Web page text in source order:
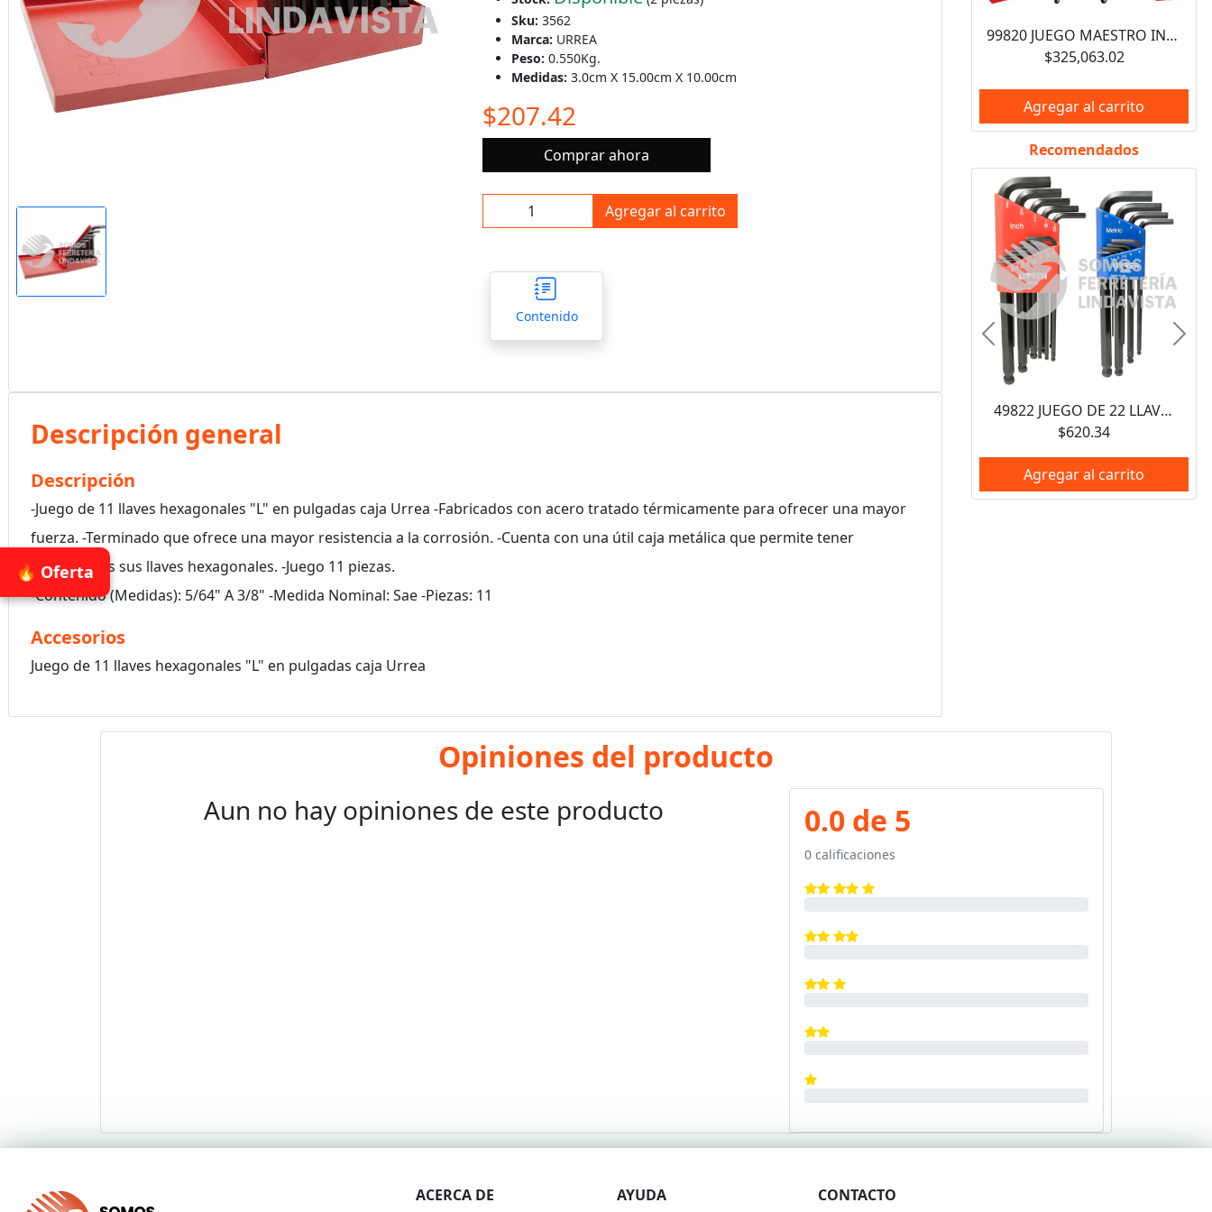
🔥 Oferta
Sku: 3562
Marca: URREA
Peso: 0.550Kg.
Medidas: 3.0cm X 15.00cm X 10.00cm
$207.42
Comprar ahora
Agregar al carrito
Contenido
Descripción general
Descripción
-Juego de 11 llaves hexagonales "L" en pulgadas caja Urrea -Fabricados con acero tratado térmicamente para ofrecer una mayor
fuerza. -Terminado que ofrece una mayor resistencia a la corrosión. -Cuenta con una útil caja metálica que permite tener
organizadas sus llaves hexagonales. -Juego 11 piezas.
-Contenido (Medidas): 5/64" A 3/8" -Medida Nominal: Sae -Piezas: 11
Accesorios
Juego de 11 llaves hexagonales "L" en pulgadas caja Urrea
99820 JUEGO MAESTRO INDUSTRIAL COMBINADO 940 PIEZAS, CON GABINETES EX27M5, EX27M6, EX27S6 URREA
$325,063.02
Agregar al carrito
Recomendados
49822 JUEGO DE 22 LLAVES HEXAGONALES TIPO "L", COMBINADAS, PUNTA DE BOLA 4995 Y 4996 URREA
$620.34
Agregar al carrito
Anterior
Opiniones del producto
Aun no hay opiniones de este producto 0.0 de 5
0 calificaciones
ACERCA DE AYUDA CONTACTO